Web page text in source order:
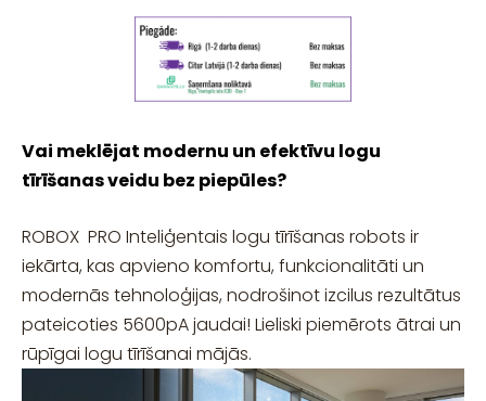
Vai meklējat modernu un efektīvu logu
tīrīšanas veidu bez piepūles?
ROBOX PRO Inteliģentais logu tīrīšanas robots ir
iekārta, kas apvieno komfortu, funkcionalitāti un
modernās tehnoloģijas, nodrošinot izcilus rezultātus
pateicoties 5600pA jaudai! Lieliski piemērots ātrai un
rūpīgai logu tīrīšanai mājās.